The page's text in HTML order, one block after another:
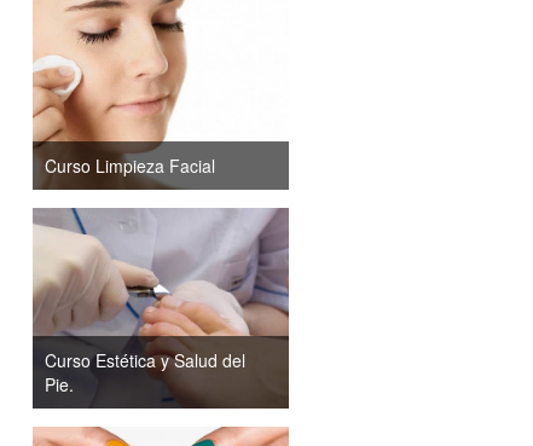
Curso Limpieza Facial
Curso Estética y Salud del
Pie.